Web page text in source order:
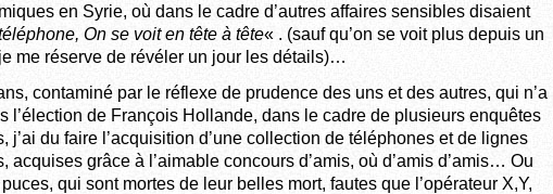
en Syrie, où dans le cadre d’autres affaires sensibles disaient
On se voit en tête à tête« . (sauf qu’on se voit plus depuis un
me réserve de révéler un jour les détails)…
contaminé par le réflexe de prudence des uns et des autres, qui n’a
l’élection de François Hollande, dans le cadre de plusieurs enquêtes
j’ai du faire l’acquisition d’une collection de téléphones et de lignes
acquises grâce à l’aimable concours d’amis, où d’amis d’amis… Ou
qui sont mortes de leur belles mort, fautes que l’opérateur X,Y,